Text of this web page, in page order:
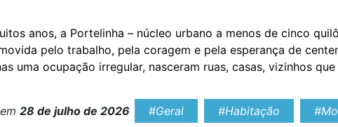
anos, a Portelinha – núcleo urbano a menos de cinco
pelo trabalho, pela coragem e pela esperança de
uma ocupação irregular, nasceram ruas, casas, vizinhos
28 de julho de 2026 #Geral #Habitação